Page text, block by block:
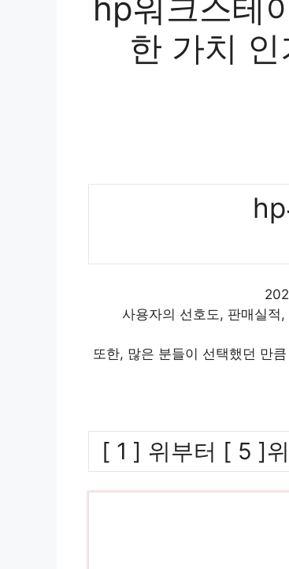
hp워크스테
한 가치
사용자의 선호도, 판매실적
또한, 많은 분들이 선택했던 만
[ 1 ] 위부터 [ 5 ]